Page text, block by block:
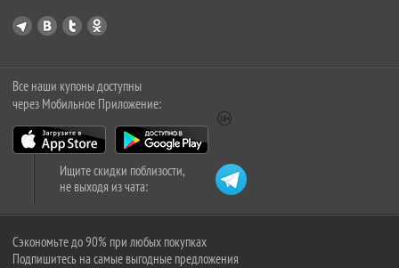
Все наши купоны доступны
через Мобильное Приложение:
Ищите скидки поблизости,
не выходя из чата:
Сэкономьте до 90% при любых покупках
Подпишитесь на самые выгодные предложения